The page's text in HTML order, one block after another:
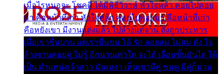
เมื่อไรหนอจะ โชคดี ได้มีพิธีวิวาห์ หัวใจหล้า คอยไปคอย
มา คือหน้าที่เก่า หัวใจหล้า คอยไปคอยมา คือหน้าที่เก่า
คือหยังเขา มีงานแต่งแล้ว ไปล้างแต่จาน ดั่งถูกประหาร
เมื่อเขาชื่นบาน แต่เราขื่นขม โอ้ รัก ลอยลม ไม่สม ดัง ใจ
ล้างจานคอยคู่ ไม่รู้ อีกนานเท่าใด จะได้ เลื่อนขั้นบันได ได้
เป็น ตำแหน่งเจ้าสาว มันเหงา เห็นเขามีคู่ ซมดู มีคู่ก็ม่วน